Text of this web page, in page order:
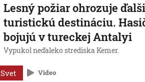
Lesný požiar ohrozuje
turistickú destináciu.
bojujú v tureckej Antalyi
Vypukol neďaleko strediska Kemer.
Svet Video